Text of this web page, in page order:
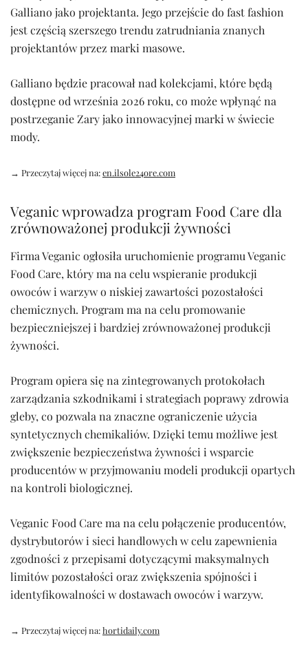
Galliano jako projektanta. Jego przejście do fast fashion
jest częścią szerszego trendu zatrudniania znanych
projektantów przez marki masowe.
Galliano będzie pracował nad kolekcjami, które będą
dostępne od września 2026 roku, co może wpłynąć na
postrzeganie Zary jako innowacyjnej marki w świecie
mody.
→ Przeczytaj więcej na:en.ilsole24ore.com
Veganic wprowadza program Food Care dla
zrównoważonej produkcji żywności
Firma Veganic ogłosiła uruchomienie programu Veganic
Food Care, który ma na celu wspieranie produkcji
owoców i warzyw o niskiej zawartości pozostałości
chemicznych. Program ma na celu promowanie
bezpieczniejszej i bardziej zrównoważonej produkcji
żywności.
Program opiera się na zintegrowanych protokołach
zarządzania szkodnikami i strategiach poprawy zdrowia
gleby, co pozwala na znaczne ograniczenie użycia
syntetycznych chemikaliów. Dzięki temu możliwe jest
zwiększenie bezpieczeństwa żywności i wsparcie
producentów w przyjmowaniu modeli produkcji opartych
na kontroli biologicznej.
Veganic Food Care ma na celu połączenie producentów,
dystrybutorów i sieci handlowych w celu zapewnienia
zgodności z przepisami dotyczącymi maksymalnych
limitów pozostałości oraz zwiększenia spójności i
identyfikowalności w dostawach owoców i warzyw.
→ Przeczytaj więcej na:hortidaily.com